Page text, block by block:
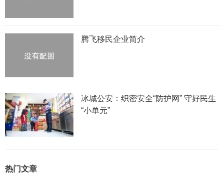
腾飞移民企业简介
冰城公安：织密安全“防护网” 守好民生
“小单元”
热门文章